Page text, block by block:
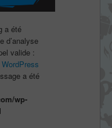
a été
d’analyse
valide :
a été
wp-